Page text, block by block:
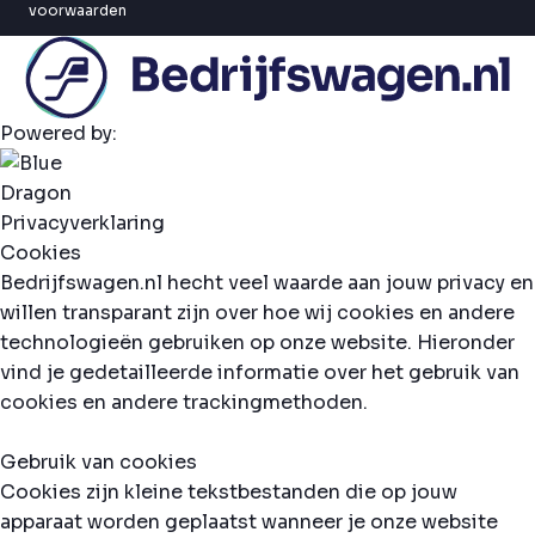
voorwaarden
Powered by:
Privacyverklaring
Cookies
Bedrijfswagen.nl hecht veel waarde aan jouw privacy en
willen transparant zijn over hoe wij cookies en andere
technologieën gebruiken op onze website. Hieronder
vind je gedetailleerde informatie over het gebruik van
cookies en andere trackingmethoden.
Gebruik van cookies
Cookies zijn kleine tekstbestanden die op jouw
apparaat worden geplaatst wanneer je onze website